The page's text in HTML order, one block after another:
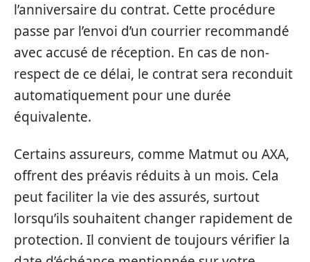
l’anniversaire du contrat. Cette procédure
passe par l’envoi d’un courrier recommandé
avec accusé de réception. En cas de non-
respect de ce délai, le contrat sera reconduit
automatiquement pour une durée
équivalente.
Certains assureurs, comme Matmut ou AXA,
offrent des préavis réduits à un mois. Cela
peut faciliter la vie des assurés, surtout
lorsqu’ils souhaitent changer rapidement de
protection. Il convient de toujours vérifier la